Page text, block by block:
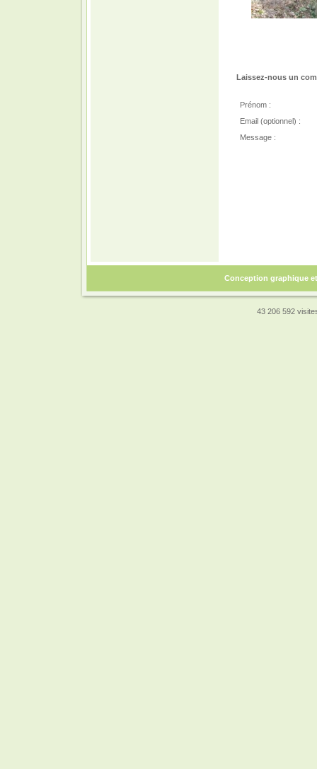
Laissez-nous un
Prénom :
Email (optionnel) :
Message :
Conception graphique
43 206 592